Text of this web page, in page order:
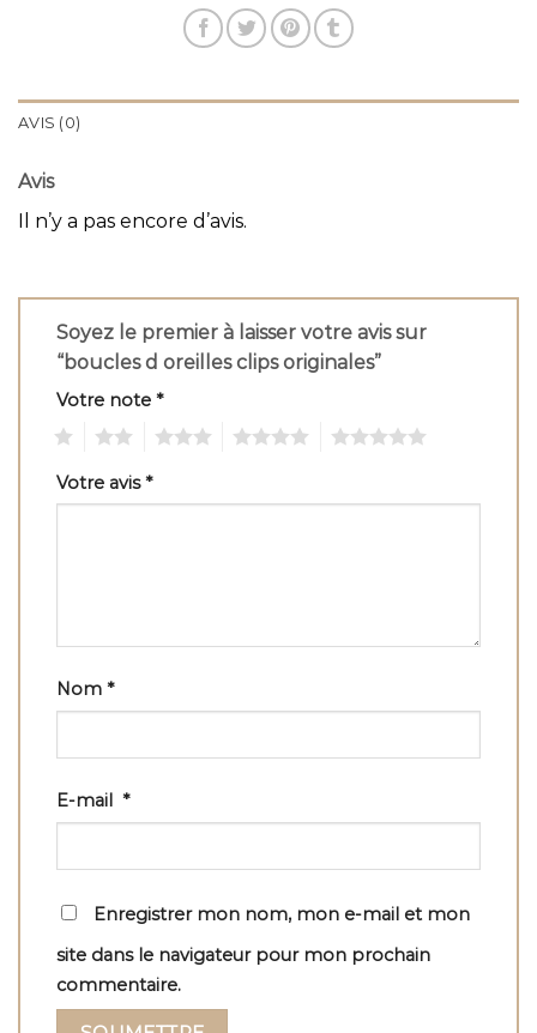
AVIS (0)
Avis
Il n’y a pas encore d’avis.
Soyez le premier à laisser votre avis sur
“boucles d oreilles clips originales”
Votre note *
Votre avis*
Nom *
E-mail *
Enregistrer mon nom, mon e-mail et mon
site dans le navigateur pour mon prochain
commentaire.